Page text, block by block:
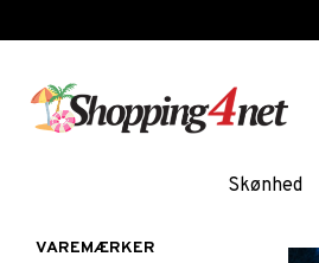
Skønhed
VAREMÆRKER